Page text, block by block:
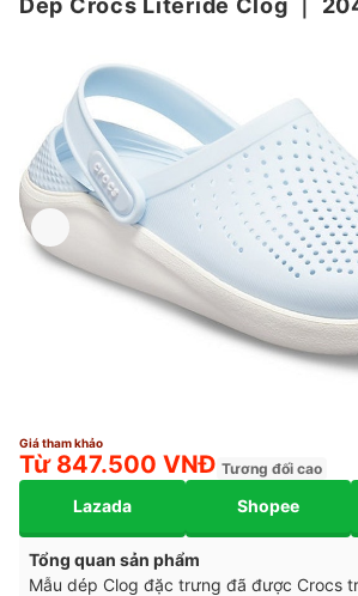
Dép Crocs Literide Clog
Giá tham khảo
Từ 847.500 VNĐ Tương đối cao
Lazada Shopee
Tổng quan sản phẩm
Mẫu dép Clog đặc trưng đã được Crocs